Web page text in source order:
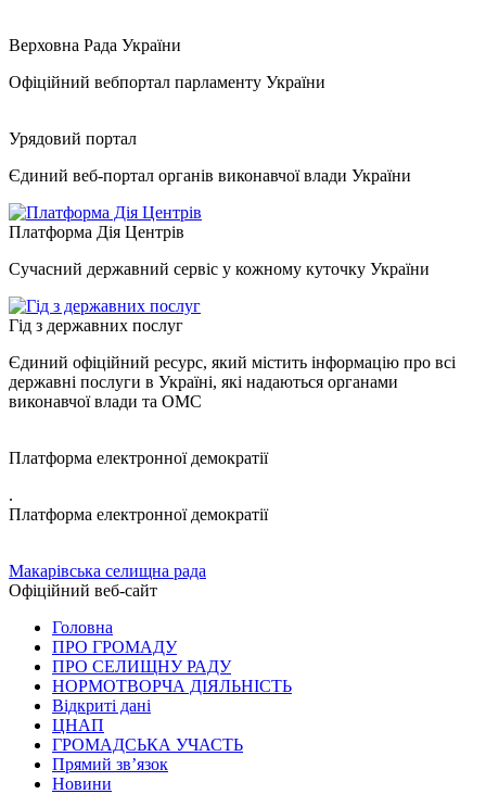
Верховна Рада України
Офіційний вебпортал парламенту України
Урядовий портал
Єдиний веб-портал органів виконавчої влади України
Платформа Дія Центрів
Сучасний державний сервіс у кожному куточку України
Гід з державних послуг
Єдиний офіційний ресурс, який містить інформацію про всі
державні послуги в Україні, які надаються органами
виконавчої влади та ОМС
Платформа електронної демократії
.
Платформа електронної демократії
Макарівська селищна рада
Офіційний веб-сайт
Головна
ПРО ГРОМАДУ
ПРО СЕЛИЩНУ РАДУ
НОРМОТВОРЧА ДІЯЛЬНІСТЬ
Відкриті дані
ЦНАП
ГРОМАДСЬКА УЧАСТЬ
Прямий зв’язок
Новини